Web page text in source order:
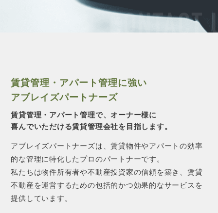
CONTACT
賃貸管理・アパート管理に強い
アブレイズパートナーズ
賃貸管理・アパート管理で、オーナー様に
喜んでいただける賃貸管理会社を目指します。
アブレイズパートナーズは、賃貸物件やアパートの効率
的な管理に特化したプロのパートナーです。
私たちは物件所有者や不動産投資家の信頼を築き、賃貸
不動産を運営するための包括的かつ効果的なサービスを
提供しています。